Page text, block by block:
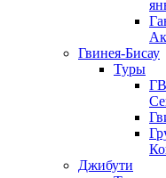
Гвинея-Бисау
Туры
Джибути